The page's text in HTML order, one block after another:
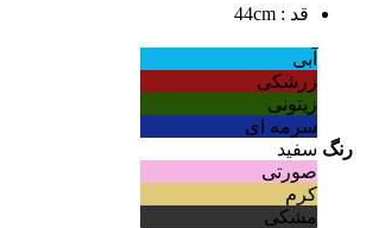
قد : 44cm
رنگ
آبی
زرشکی
زیتونی
سرمه ای
سفید
صورتی
کرم
مشکی